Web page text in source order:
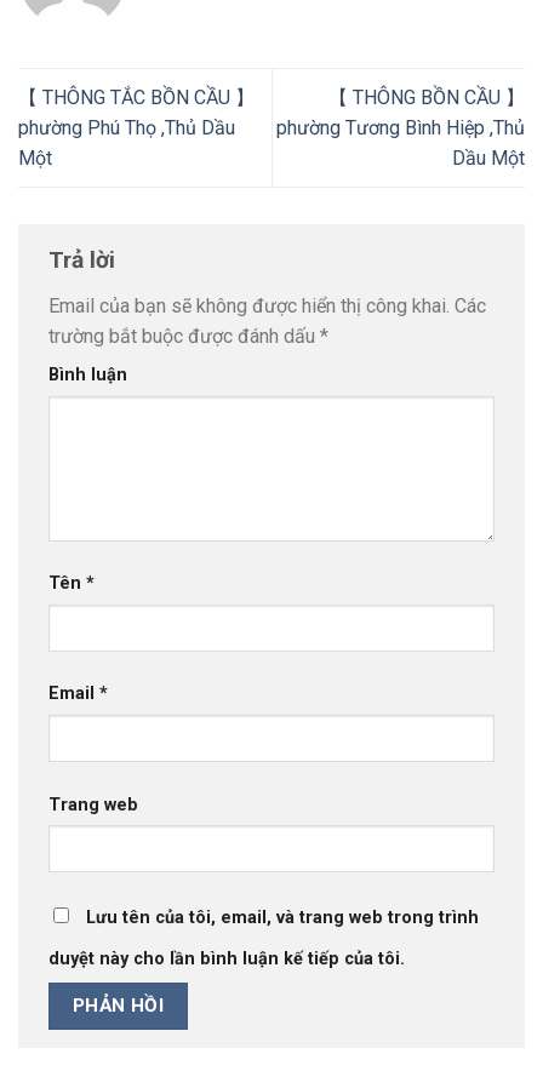
【 THÔNG TẮC BỒN CẦU 】
phường Phú Thọ ,Thủ Dầu
Một
【 THÔNG BỒN CẦU 】
phường Tương Bình Hiệp ,Thủ
Dầu Một
Trả lời
Email của bạn sẽ không được hiển thị công khai. Các
trường bắt buộc được đánh dấu *
Bình luận
Tên *
Email *
Trang web
Lưu tên của tôi, email, và trang web trong trình
duyệt này cho lần bình luận kế tiếp của tôi.